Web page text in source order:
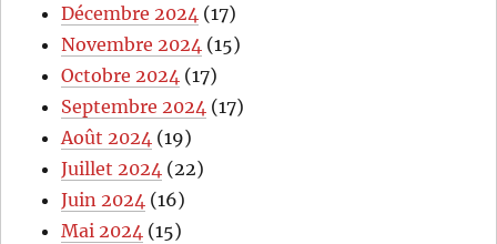
Décembre 2024 (17)
Novembre 2024 (15)
Octobre 2024 (17)
Septembre 2024 (17)
Août 2024 (19)
Juillet 2024 (22)
Juin 2024 (16)
Mai 2024 (15)